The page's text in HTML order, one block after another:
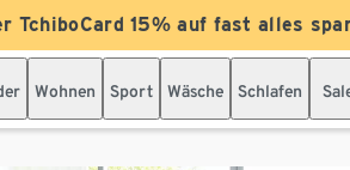
TchiboCard 15% auf fast alles
Wohnen Sport Wäsche Schlafen